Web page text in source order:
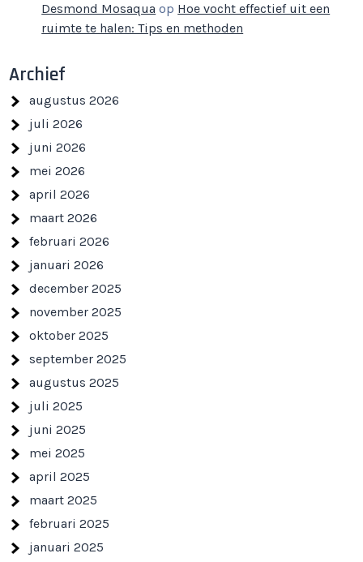
Desmond Mosaqua op Hoe vocht effectief uit een
ruimte te halen: Tips en methoden
Archief
augustus 2026
juli 2026
juni 2026
mei 2026
april 2026
maart 2026
februari 2026
januari 2026
december 2025
november 2025
oktober 2025
september 2025
augustus 2025
juli 2025
juni 2025
mei 2025
april 2025
maart 2025
februari 2025
januari 2025